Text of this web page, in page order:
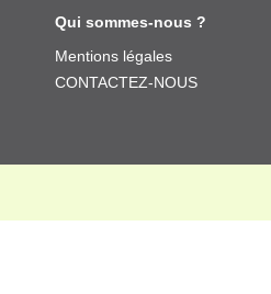
Qui sommes-nous ?
Mentions légales
CONTACTEZ-NOUS